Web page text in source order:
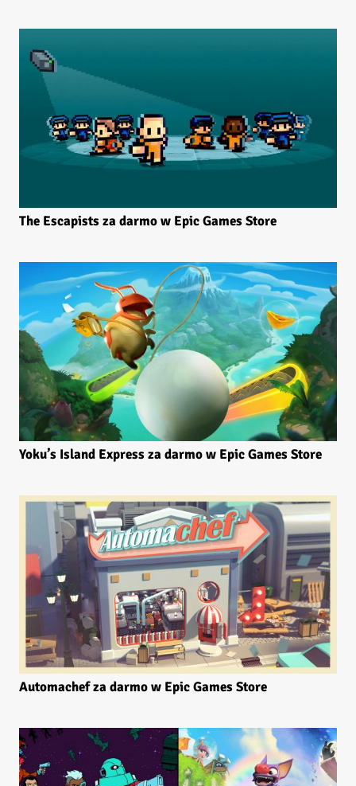
The Escapists za darmo w Epic Games Store
Yoku’s Island Express za darmo w Epic Games Store
Automachef za darmo w Epic Games Store